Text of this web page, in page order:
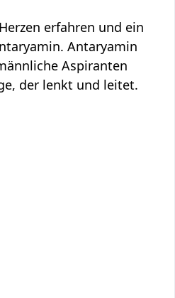
erfahren und ein
Antaryamin
Aspiranten
der lenkt und leitet.